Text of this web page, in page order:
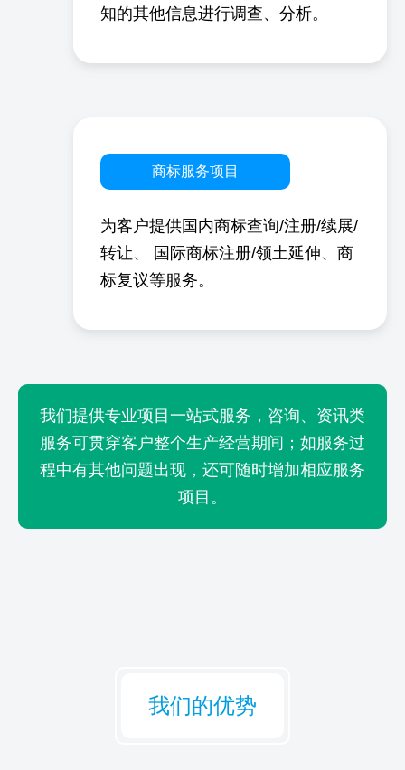
知的其他信息进行调查、分析。
商标服务项目
为客户提供国内商标查询/注册/续展/
转让、
国际商标注册/领土延伸、商
标复议等服务。
我们提供专业项目一站式服务，咨询、资讯类
服务可贯穿客户整个生产经营期间；如服务过
程中有其他问题出现，还可随时增加相应服务
项目。
我们的优势